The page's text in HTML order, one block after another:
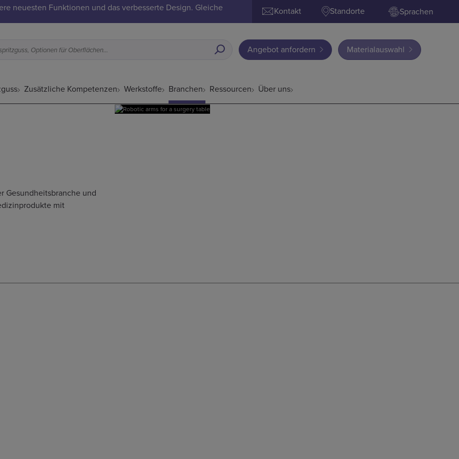
neuesten Funktionen und das verbesserte Design. Gleiche Kontakt Standorte Sprachen
Was eignet sich für Metallpulverspritzguss, Optionen für Oberflächenveredelungen usw. Angebot anfordern Materialauswahl
Zusätzliche Kompetenzen Werkstoffe Branchen Ressourcen Über uns
Gesundheitsbranche und
mit